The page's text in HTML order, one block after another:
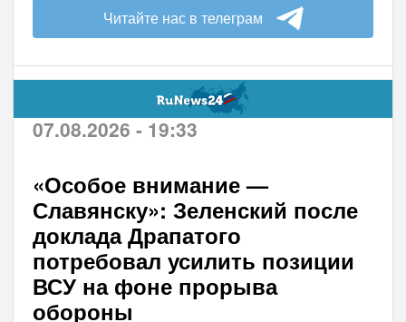
Читайте нас в телеграм
07.08.2026 - 19:33
«Особое внимание —
Славянску»: Зеленский после
доклада Драпатого
потребовал усилить позиции
ВСУ на фоне прорыва
обороны